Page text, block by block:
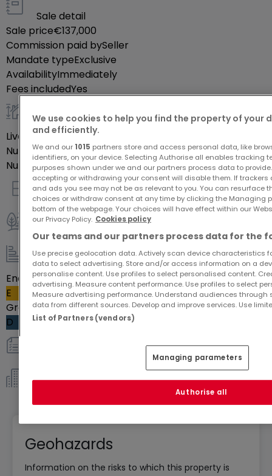
? Accès possible par l’arrière de la maison, via une
grande cour, desservant trois dépendances ainsi
que deux garages, offrant un accès pratique et
fonctionnel.
Des travaux d’embellissement sont à prévoir (salle
Maison libre de suite.
Prix : 137 000 €, honoraires d’agence à la charge du
propriétaire.
? Contact : 06.25.49.64.87
Sale detail
Sale price€137,000
Commission paid bySeller
Mandate typeExclusive
AvailabilityImmediately
Fees includedYes
General
Livable surface200m²
Number of rooms 8
Number of bedrooms5
Indoor
Outdoor
Energy / heating
Energy class
E
Greenhouse gas emissions
D
Geohazards
Information on the risks to which this property is
We use cookies to help you find the property of your
and efficiently.
We and our 1015 partners store and access personal data, like
identifiers, on your device. Selecting Authorise all enables tracking
purposes shown under we and our partners process data to
accepting or withdrawing your consent will disable them. If
and ads you see may not be as relevant to you. You can resurface
choices or withdraw consent at any time by clicking the Managing
bottom of the webpage. Your choices will have effect within our
our Privacy Policy. Cookies policy
Our teams and our partners process data for the
Use precise geolocation data. Actively scan device characteristics
data to select advertising. Store and/or access information on a
personalise content. Use profiles to select personalised content.
advertising. Measure content performance. Use profiles to select
Measure advertising performance. Understand audiences
data from different sources. Develop and improve services. Use
List of Partners (vendors)
Managing parameters
Authorise all